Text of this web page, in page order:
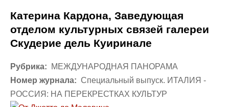
Катерина Кардона, Заведующая
отделом культурных связей галереи
Скудерие дель Куиринале
Рубрика:
МЕЖДУНАРОДНАЯ ПАНОРАМА
Номер журнала: Специальный выпуск. ИТАЛИЯ -
РОССИЯ: НА ПЕРЕКРЕСТКАХ КУЛЬТУР